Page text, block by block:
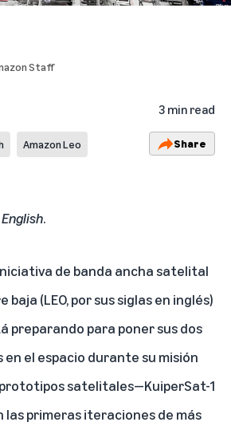
Staff
3 min read
Amazon Leo Share
.
de banda ancha satelital
(LEO, por sus siglas en inglés)
preparando para poner sus dos
el espacio durante su misión
satelitales—KuiperSat-1
las primeras iteraciones de más